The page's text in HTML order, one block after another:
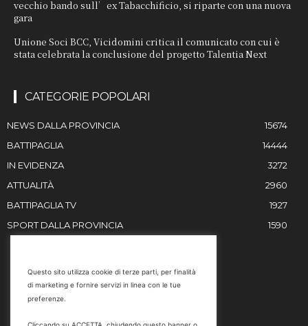
vecchio bando sull’ex Tabacchificio, si riparte con una nuova
gara
Unione Soci BCC, Vicidomini critica il comunicato con cui è
stata celebrata la conclusione del progetto Talentia Next
CATEGORIE POPOLARI
NEWS DALLA PROVINCIA
15674
BATTIPAGLIA
14444
IN EVIDENZA
3272
ATTUALITÀ
2960
BATTIPAGLIA TV
1927
SPORT DALLA PROVINCIA
1590
Email
Questo sito utilizza cookie di terze parti, per finalità
di marketing e fornire servizi in linea con le tue
preferenze.